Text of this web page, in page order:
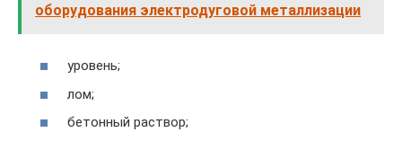
оборудования электродуговой металлизации
уровень;
лом;
бетонный раствор;